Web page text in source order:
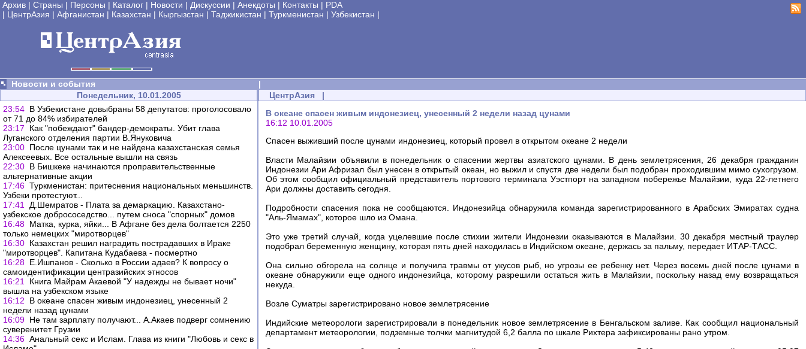
Архив | Страны | Персоны | Каталог | Новости | Дискуссии | Анекдоты | Контакты | PDA
| ЦентрАзия | Афганистан | Казахстан | Кыргызстан | Таджикистан | Туркменистан | Узбекистан |
Новости и события
|
Понедельник, 10.01.2005
23:54 В Узбекистане довыбраны 58 депутатов: проголосовало
от 71 до 84% избирателей
23:17
Как "побеждают" бандер-демократы. Убит глава
Луганского отделения партии В.Януковича
23:00 После цунами так и не найдена казахстанская семья
Алексеевых. Все остальные вышли на связь
22:30 В Бишкеке начинаются проправительственные
альтернативные акции
17:46 Туркменистан: притеснения национальных меньшинств.
Узбеки протестуют...
17:41
Д.Шемратов - Плата за демаркацию. Казахстано-
узбекское добрососедство... путем сноса "спорных" домов
16:48 Матка, курка, яйки... В Афгане без дела болтается 2250
только немецких "миротворцев"
16:30 Казахстан решил наградить пострадавших в Ираке
"миротворцев". Капитана Кудабаева - посмертно
16:28 Е.Ишпанов - Сколько в России адаев? К вопросу о
самоидентификации центразийских этносов
16:21
Книга Майрам Акаевой "У надежды не бывает ночи"
вышла на узбекском языке
16:12
В океане спасен живым индонезиец, унесенный 2
недели назад цунами
16:09 Не там зарплату получают... А.Акаев подверг сомнению
суверенитет Грузии
14:36 Анальный секс и Ислам. Глава из книги "Любовь и секс в
ЦентрАзия |
В океане спасен живым индонезиец, унесенный 2 недели назад цунами
16:12 10.01.2005
Спасен выживший после цунами индонезиец, который провел в открытом океане 2 недели
Власти Малайзии объявили в понедельник о спасении жертвы азиатского цунами. В день землетрясения, 26 декабря гражданин
Индонезии Ари Афризал был унесен в открытый океан, но выжил и спустя две недели был подобран проходившим мимо сухогрузом.
Об этом сообщил официальный представитель портового терминала Уэстпорт на западном побережье Малайзии, куда 22-летнего
Ари должны доставить сегодня.
Подробности спасения пока не сообщаются. Индонезийца обнаружила команда зарегистрированного в Арабских Эмиратах судна
"Аль-Ямамах", которое шло из Омана.
Это уже третий случай, когда уцелевшие после стихии жители Индонезии оказываются в Малайзии. 30 декабря местный траулер
подобрал беременную женщину, которая пять дней находилась в Индийском океане, держась за пальму, передает ИТАР-ТАСС.
Она сильно обгорела на солнце и получила травмы от укусов рыб, но угрозы ее ребенку нет. Через восемь дней после цунами в
океане обнаружили еще одного индонезийца, которому разрешили остаться жить в Малайзии, поскольку назад ему возвращаться
некуда.
Возле Суматры зарегистрировано новое землетрясение
Индийские метеорологи зарегистрировали в понедельник новое землетрясение в Бенгальском заливе. Как сообщил национальный
департамент метеорологии, подземные толчки магнитудой 6,2 балла по шкале Рихтера зафиксированы рано утром.